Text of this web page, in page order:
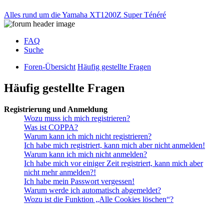
Alles rund um die Yamaha XT1200Z Super Ténéré
FAQ
Suche
Foren-Übersicht Häufig gestellte Fragen
Häufig gestellte Fragen
Registrierung und Anmeldung
Wozu muss ich mich registrieren?
Was ist COPPA?
Warum kann ich mich nicht registrieren?
Ich habe mich registriert, kann mich aber nicht anmelden!
Warum kann ich mich nicht anmelden?
Ich habe mich vor einiger Zeit registriert, kann mich aber
nicht mehr anmelden?!
Ich habe mein Passwort vergessen!
Warum werde ich automatisch abgemeldet?
Wozu ist die Funktion „Alle Cookies löschen“?